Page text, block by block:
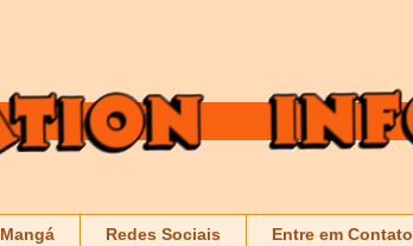
Mangá Redes Sociais Entre em Contato